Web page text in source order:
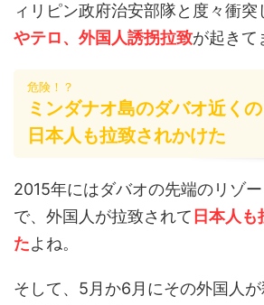
ィリピン政府治安部隊と度々衝突
やテロ、外国人誘拐拉致が起きて
危険！？
ミンダナオ島のダバオ近く
日本人も拉致されかけた
2015年にはダバオの先端のリゾ
で、外国人が拉致されて 日本人も
たよね。
そして、5月か6月にその外国人